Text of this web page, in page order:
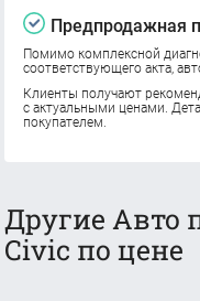
Предпродажная
Помимо комплексной
соответствующего акта,
Клиенты получают
с актуальными ценами.
покупателем.
Другие Авто
Civic по цене